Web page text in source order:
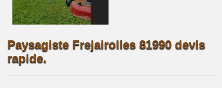
Paysagiste Frejairolles 81990 devis
rapide.